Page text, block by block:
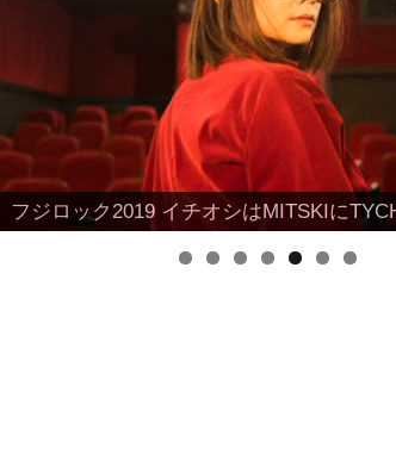
フジロック2019 イチオシはMITSKIに
EMOの伝説的バンドが苗場に降臨！！